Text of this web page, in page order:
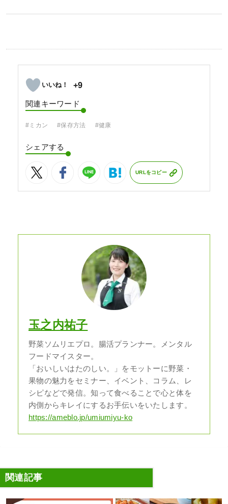
+9
関連キーワード
#ミカン #保存方法 #健康
シェアする
URLをコピー
玉之内祐子
野菜ソムリエプロ。腸活プランナー。メンタル
フードマイスター。
「おいしいはたのしい。」をモットーに野菜・
果物の魅力をセミナー、イベント、コラム、レ
シピなどで発信。知って食べることで心と体を
内側からキレイにするお手伝いをいたします。
https://ameblo.jp/umiumiyu-ko
関連記事